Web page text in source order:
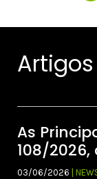
As
108/
03/06/2026 |